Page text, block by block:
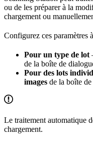
ou de les préparer à la
chargement ou
Configurez ces paramètres
Pour un type de lot
de la boîte de
Pour des lots
images de la boîte
Le traitement automatique
chargement.